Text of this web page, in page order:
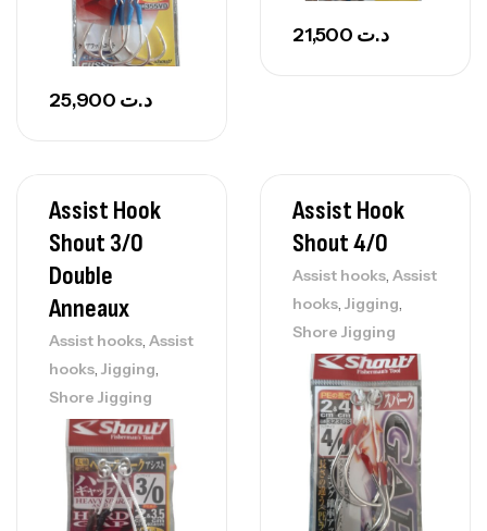
د.ت
د.ت
Assist Hook
Shout 3/0
Double
Anneaux
Assist hooks, Assist
hooks, Jigging,
Shore Jigging
Assist Hook
Shout 4/0
Assist hooks, Assist
hooks, Jigging,
Shore Jigging